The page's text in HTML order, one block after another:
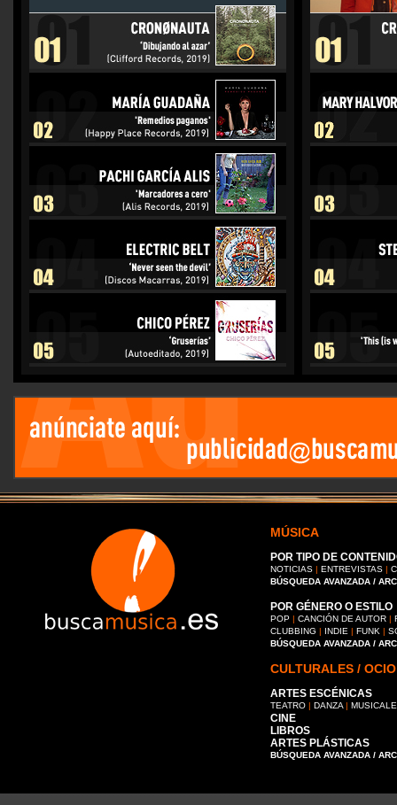
MÚSICA
POR TIPO DE
NOTICIAS | ENTREVISTAS |
BÚSQUEDA AVANZADA /
POR GÉNERO O ESTILO
POP | CANCIÓN DE AUTOR |
CLUBBING | INDIE | FUNK |
BÚSQUEDA AVANZADA /
CULTURALES / OCIO
ARTES ESCÉNICAS
TEATRO | DANZA |
CINE
LIBROS
ARTES PLÁSTICAS
BÚSQUEDA AVANZADA /